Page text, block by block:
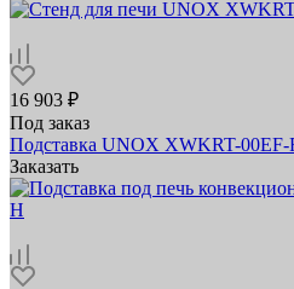
16 903 ₽
Под заказ
Подставка UNOX XWKRT-
Заказать